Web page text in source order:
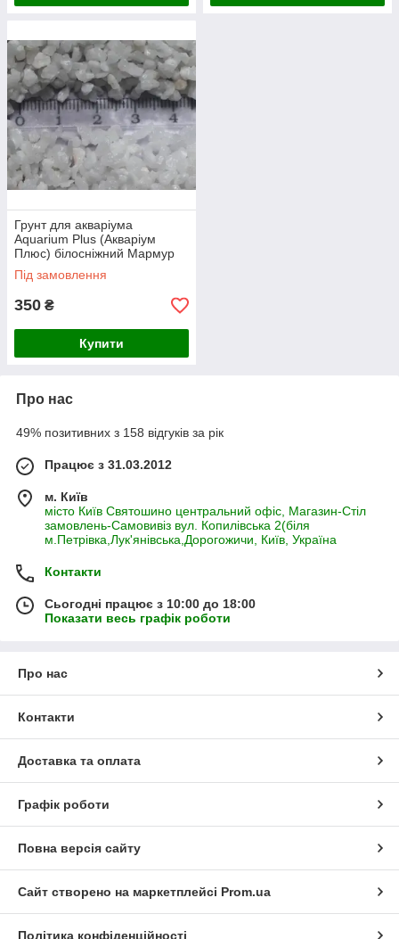
Грунт для акваріума
Aquarium Plus (Акваріум
Плюс) білосніжний Мармур
2*3 мм, 10 кг
Під замовлення
350 ₴
Купити
Про нас
49% позитивних з 158 відгуків за рік
Працює з 31.03.2012
м. Київ
місто Київ Святошино центральний офіс, Магазин-Стіл
замовлень-Самовивіз вул. Копилівська 2(біля
м.Петрівка,Лук'янівська,Дорогожичи, Київ, Україна
Контакти
Сьогодні працює з 10:00 до 18:00
Показати весь графік роботи
Про нас
Контакти
Доставка та оплата
Графік роботи
Повна версія сайту
Сайт створено на маркетплейсі Prom.ua
Політика конфіденційності